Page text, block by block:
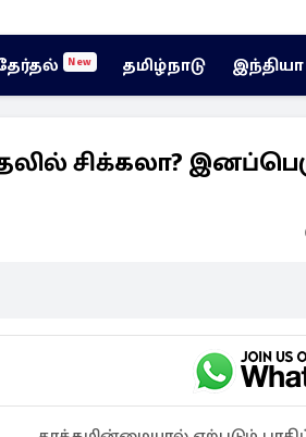
New தமிழ்நாடு இந்தியா
சிக்கலா?